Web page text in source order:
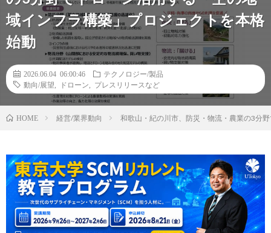
域インフラ構築」プロジェクトを本格
始動
2026.06.04 06:00:46
テクノロジー/製品
動向/展望
ドローン プレスリリースなど
HOME 経営/業界動向 和歌山・紀の川市、防災・物流・農業の3分